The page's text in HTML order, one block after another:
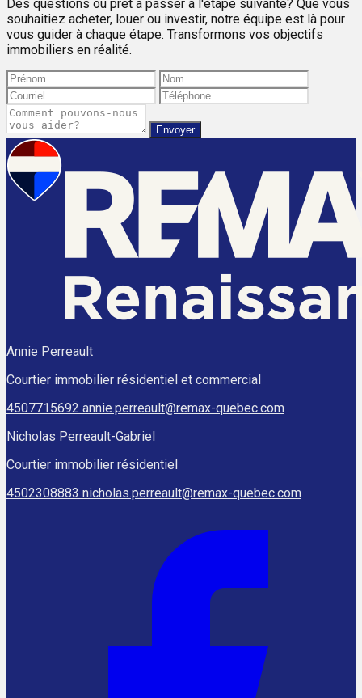
Des questions ou prêt à passer à l'étape suivante? Que vous
souhaitiez acheter, louer ou investir, notre équipe est là pour
vous guider à chaque étape. Transformons vos objectifs
immobiliers en réalité.
Envoyer
Annie Perreault
Courtier immobilier résidentiel et commercial
4507715692 annie.perreault@remax-quebec.com
Nicholas Perreault-Gabriel
Courtier immobilier résidentiel
4502308883 nicholas.perreault@remax-quebec.com